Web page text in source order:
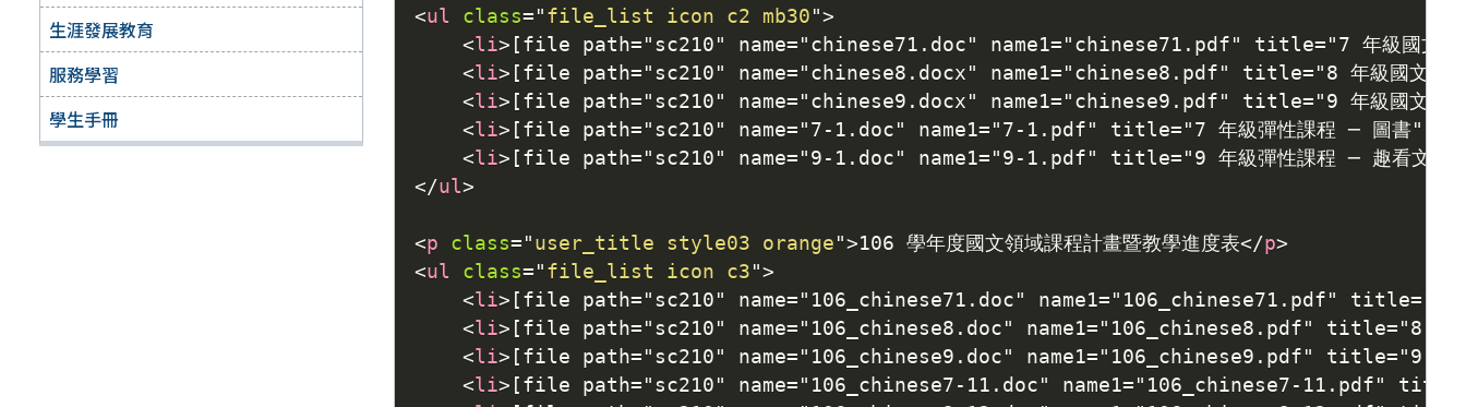
生涯發展教育
服務學習
學生手冊
<ul class= " file_list icon c2 mb30 ">
<li> [file path="sc210" name="chinese71.doc" name1="chinese71.pdf" title="7 年級國文"]
<li> [file path="sc210" name="chinese8.docx" name1="chinese8.pdf" title="8 年級國文"]
<li> [file path="sc210" name="chinese9.docx" name1="chinese9.pdf" title="9 年級國文"]
<li> [file path="sc210" name="7-1.doc" name1="7-1.pdf" title="7 年級彈性課程 ─ 圖書"]
<li> [file path="sc210" name="9-1.doc" name1="9-1.pdf" title="9 年級彈性課程 ─ 趣看文學
</ul>
<p class= " user_title style03 orange ">106 學年度國文領域課程計畫暨教學進度表</p>
<ul class= " file_list icon c3 ">
<li> [file path="sc210" name="106_chinese71.doc" name1="106_chinese71.pdf" title="7
<li> [file path="sc210" name="106_chinese8.doc" name1="106_chinese8.pdf" title="8 年
<li> [file path="sc210" name="106_chinese9.doc" name1="106_chinese9.pdf" title="9 年
<li> [file path="sc210" name="106_chinese7-11.doc" name1="106_chinese7-11.pdf"